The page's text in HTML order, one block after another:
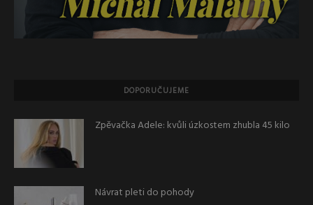
DOPORUČUJEME
Zpěvačka Adele: kvůli úzkostem zhubla 45 kilo
Návrat pleti do pohody